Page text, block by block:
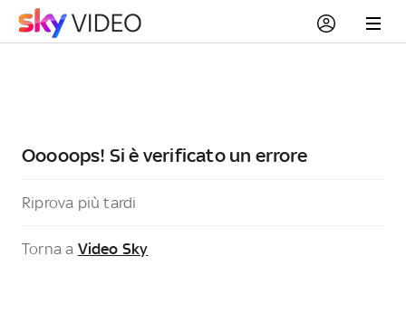
Ooooops! Si è verificato un errore
Riprova più tardi
Torna a Video Sky